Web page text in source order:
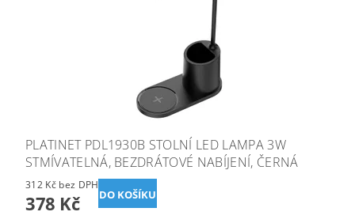
PLATINET PDL1930B STOLNÍ LED LAMPA 3W
STMÍVATELNÁ, BEZDRÁTOVÉ NABÍJENÍ, ČERNÁ
312 Kč bez DPH
378 Kč